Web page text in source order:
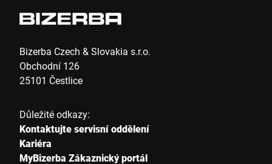
Odeslat
Bizerba Czech & Slovakia s.r.o.
Obchodní 126
25101 Čestlice
Důležité odkazy:
Kontaktujte servisní oddělení
Kariéra
MyBizerba Zákaznický portál